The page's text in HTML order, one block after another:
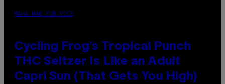
MAHA HAQ FOR VICE
Cycling Frog’s Tropical Punch
THC Seltzer Is Like an Adult
Capri Sun (That Gets You High)